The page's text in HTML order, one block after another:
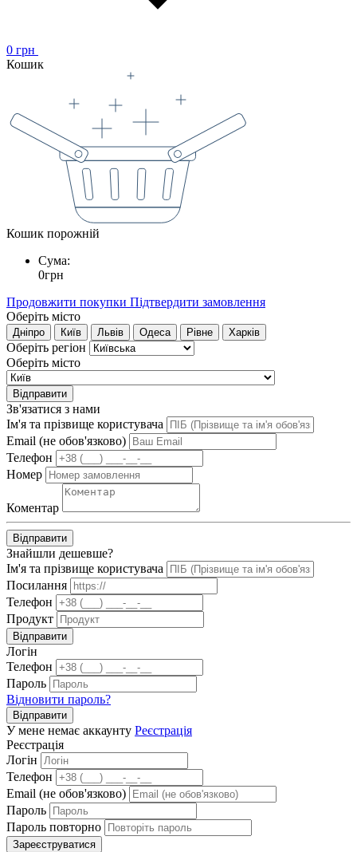
0 грн
Кошик
Кошик порожній
Сума:
0грн
Продовжити покупки Підтвердити замовлення
Оберіть місто
Дніпро Київ Львів Одеса Рівне Харків
Оберіть регіон
Оберіть місто
Відправити
Зв'язатися з нами
Ім'я та прізвище користувача
Email (не обов'язково)
Телефон
Номер
Коментар
Відправити
Знайшли дешевше?
Ім'я та прізвище користувача
Посилання
Телефон
Продукт
Відправити
Логін
Телефон
Пароль
Відновити пароль?
Відправити
У мене немає аккаунту Реєстрація
Реєстрація
Логін
Телефон
Email (не обов'язково)
Пароль
Пароль повторно
Зареєструватися